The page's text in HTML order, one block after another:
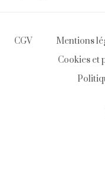
CGV Mentions
Cookies et